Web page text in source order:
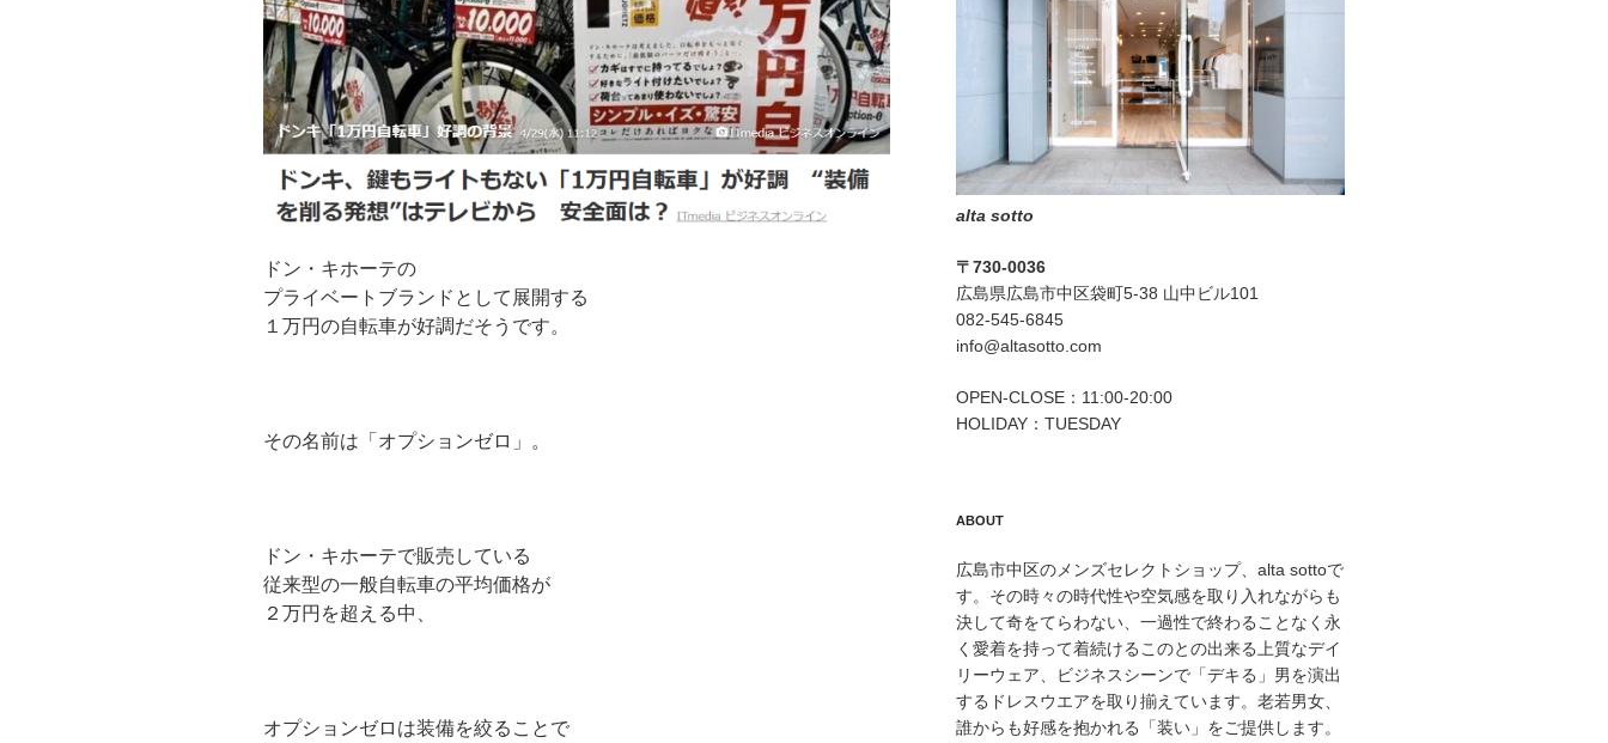
ドン・キホーテの
プライベートブランドとして展開する
１万円の自転車が好調だそうです。
その名前は「オプションゼロ」。
ドン・キホーテで販売している
従来型の一般自転車の平均価格が
２万円を超える中、
オプションゼロは装備を絞ることで
alta sotto
〒730-0036
広島県広島市中区袋町5-38 山中ビル101
082-545-6845
info@altasotto.com
OPEN-CLOSE：11:00-20:00
HOLIDAY：TUESDAY
ABOUT
広島市中区のメンズセレクトショップ、alta sottoで
す。その時々の時代性や空気感を取り入れながらも
決して奇をてらわない、一過性で終わることなく永
く愛着を持って着続けるこのとの出来る上質なデイ
リーウェア、ビジネスシーンで「デキる」男を演出
するドレスウエアを取り揃えています。老若男女、
誰からも好感を抱かれる「装い」をご提供します。